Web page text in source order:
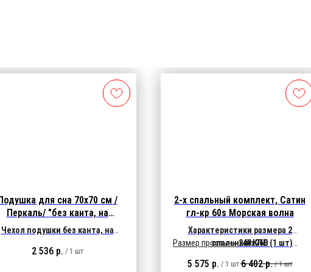
для сна 70х70 см /
Перкаль/ "без канта, на
молнии" 1600 гр.
Чехол подушки без канта, на
ткани:
2 536 р. / 1 шт
2-х спальный комплект, Сатин
гл-кр 60s Морская волна
Характеристики размера 2
спальный КПБ
(клапан)
Размер простыни 240х260 (1 шт)
5 575 р. / 1 шт 6 402 р. / 1 шт